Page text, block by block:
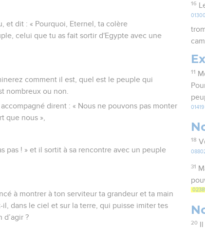
et dit : « Pourquoi, Eternel, ta colère
celui que tu as fait sortir d'Egypte avec une
comment il est, quel est le peuple qui
nombreux ou non.
dirent : « Nous ne pouvons pas monter
que nous »,
pas ! » et il sortit à sa rencontre avec un peuple
à montrer à ton serviteur ta grandeur et ta main
dans le ciel et sur la terre, qui puisse imiter tes
?
16
01300
11
01419
18
31
20